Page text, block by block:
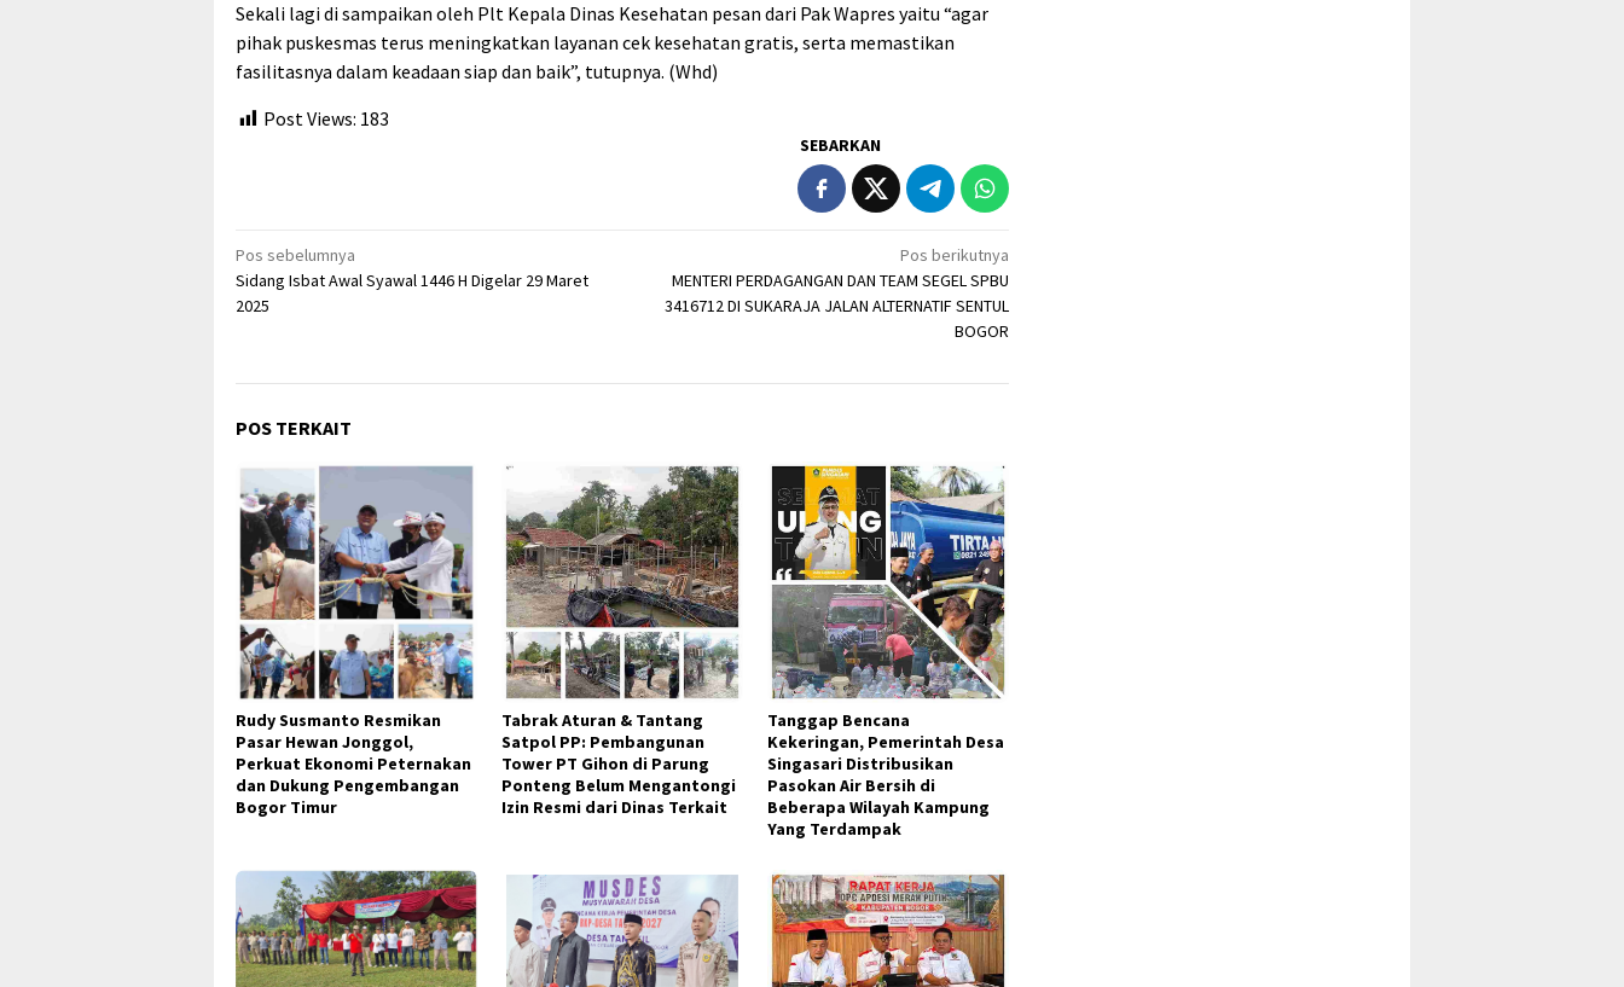
Sekali lagi di sampaikan oleh Plt Kepala Dinas Kesehatan pesan dari Pak Wapres yaitu “agar
pihak puskesmas terus meningkatkan layanan cek kesehatan gratis, serta memastikan
fasilitasnya dalam keadaan siap dan baik”, tutupnya. (Whd)
Post Views: 183
SEBARKAN
Navigasi
pos
Pos sebelumnya
Sidang Isbat Awal Syawal 1446 H Digelar 29 Maret
2025
Pos berikutnya
MENTERI PERDAGANGAN DAN TEAM SEGEL SPBU
3416712 DI SUKARAJA JALAN ALTERNATIF SENTUL
BOGOR
POS TERKAIT
Rudy Susmanto Resmikan
Pasar Hewan Jonggol,
Perkuat Ekonomi Peternakan
dan Dukung Pengembangan
Bogor Timur
Tabrak Aturan & Tantang
Satpol PP: Pembangunan
Tower PT Gihon di Parung
Ponteng Belum Mengantongi
Izin Resmi dari Dinas Terkait
Tanggap Bencana
Kekeringan, Pemerintah Desa
Singasari Distribusikan
Pasokan Air Bersih di
Beberapa Wilayah Kampung
Yang Terdampak